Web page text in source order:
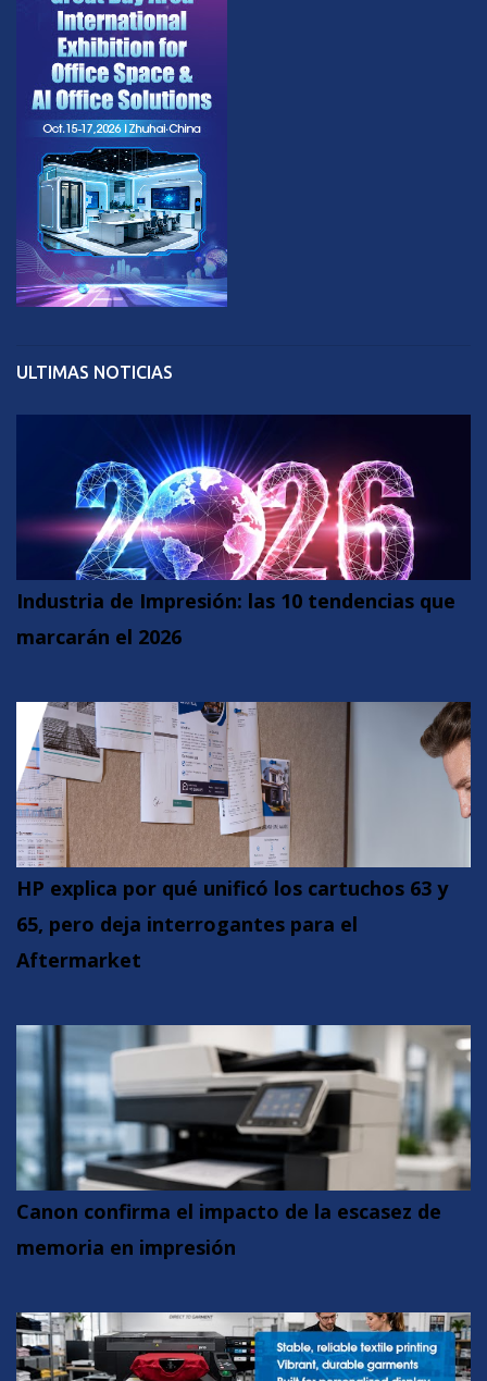
ULTIMAS NOTICIAS
Industria de Impresión: las 10 tendencias que
marcarán el 2026
HP explica por qué unificó los cartuchos 63 y
65, pero deja interrogantes para el
Aftermarket
Canon confirma el impacto de la escasez de
memoria en impresión